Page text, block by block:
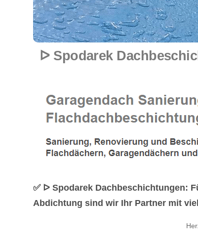
ᐅ Spodarek
✅ ᐅ Spodarek Dachbeschichtungen:
Abdichtung sind wir Ihr Partner mit